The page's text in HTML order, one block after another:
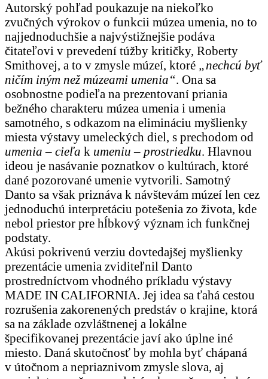
Autorský pohľad poukazuje na niekoľko
zvučných výrokov o funkcii múzea umenia, no to
najjednoduchšie a najvýstižnejšie podáva
čitateľovi v prevedení túžby kritičky, Roberty
Smithovej, a to v zmysle múzeí, ktoré „nechcú byť
ničím iným než múzeami umenia“. Ona sa
osobnostne podieľa na prezentovaní priania
bežného charakteru múzea umenia i umenia
samotného, s odkazom na elimináciu myšlienky
miesta výstavy umeleckých diel, s prechodom od
umenia – cieľa k umeniu – prostriedku. Hlavnou
ideou je nasávanie poznatkov o kultúrach, ktoré
dané pozorované umenie vytvorili. Samotný
Danto sa však priznáva k návštevám múzeí len cez
jednoduchú interpretáciu potešenia zo života, kde
nebol priestor pre hĺbkový význam ich funkčnej
podstaty.
Akúsi pokrivenú verziu dovtedajšej myšlienky
prezentácie umenia zviditeľnil Danto
prostredníctvom vhodného príkladu výstavy
MADE IN CALIFORNIA. Jej idea sa ťahá cestou
rozrušenia zakorenených predstáv o krajine, ktorá
sa na základe ozvláštnenej a lokálne
špecifikovanej prezentácie javí ako úplne iné
miesto. Daná skutočnosť by mohla byť chápaná
v útočnom a nepriaznivom zmysle slova, aj